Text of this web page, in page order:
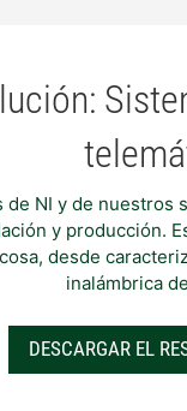
NI y de
y producción.
desde
inalámbrica
DESCARGAR EL